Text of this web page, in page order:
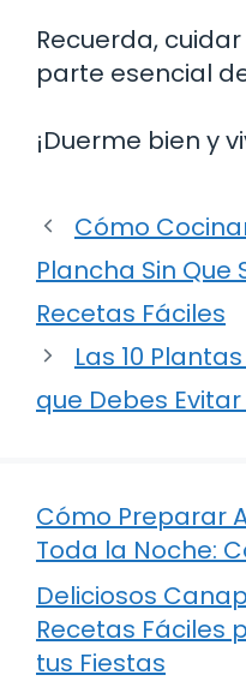
Recuerda,
parte esencial
¡Duerme bien y
Cómo
Plancha Sin Que
Recetas Fáciles
Las 10
que Debes
Cómo Preparar
Toda la Noche:
Deliciosos
Recetas Fáciles
tus Fiestas